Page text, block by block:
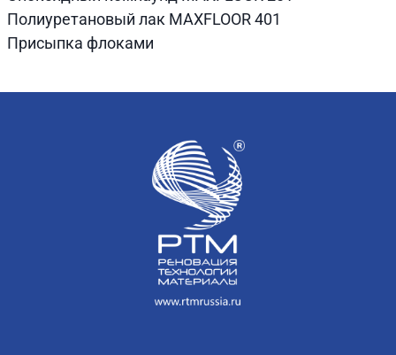
Полиуретановый лак MAXFLOOR 401
Присыпка флоками